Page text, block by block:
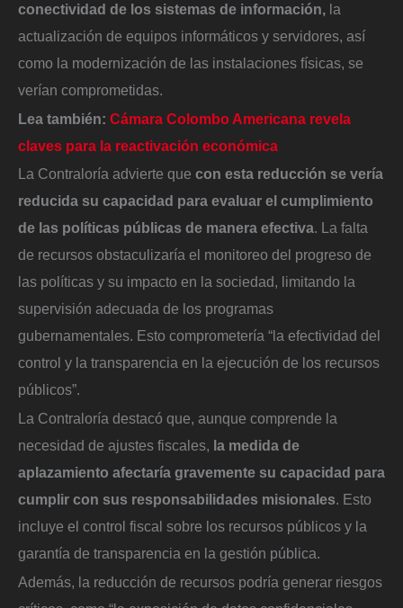
conectividad de los sistemas de información, la
actualización de equipos informáticos y servidores, así
como la modernización de las instalaciones físicas, se
verían comprometidas.
Lea también: Cámara Colombo Americana revela
claves para la reactivación económica
La Contraloría advierte que con esta reducción se vería
reducida su capacidad para evaluar el cumplimiento
de las políticas públicas de manera efectiva. La falta
de recursos obstaculizaría el monitoreo del progreso de
las políticas y su impacto en la sociedad, limitando la
supervisión adecuada de los programas
gubernamentales. Esto comprometería “la efectividad del
control y la transparencia en la ejecución de los recursos
públicos”.
La Contraloría destacó que, aunque comprende la
necesidad de ajustes fiscales, la medida de
aplazamiento afectaría gravemente su capacidad para
cumplir con sus responsabilidades misionales. Esto
incluye el control fiscal sobre los recursos públicos y la
garantía de transparencia en la gestión pública.
Además, la reducción de recursos podría generar riesgos